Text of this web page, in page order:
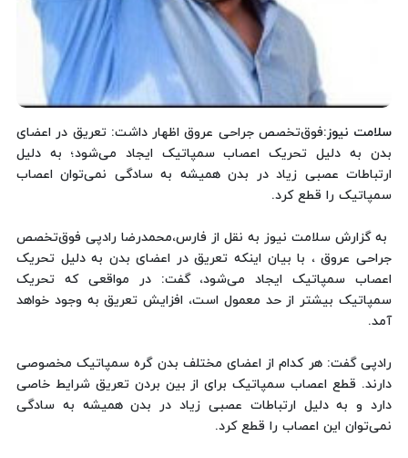
سلامت نیوز:فوق‌تخصص جراحی عروق اظهار داشت: تعریق در اعضای
بدن به دلیل تحریک اعصاب سمپاتیک ایجاد می‌شود؛ به دلیل
ارتباطات عصبی زیاد در بدن همیشه به سادگی نمی‌توان اعصاب
سمپاتیک را قطع کرد.
به گزارش سلامت نیوز به نقل از فارس،محمدرضا رادپی فوق‌تخصص
جراحی عروق ، با بیان اینکه تعریق در اعضای بدن به دلیل تحریک
اعصاب سمپاتیک ایجاد می‌شود، گفت: در مواقعی که تحریک
سمپاتیک بیشتر از حد معمول است، افزایش تعریق به وجود خواهد
آمد.
رادپی گفت: هر کدام از اعضای مختلف بدن گره سمپاتیک مخصوصی
دارند. قطع اعصاب سمپاتیک برای از بین بردن تعریق شرایط خاصی
دارد و به دلیل ارتباطات عصبی زیاد در بدن همیشه به سادگی
نمی‌توان این اعصاب را قطع کرد.